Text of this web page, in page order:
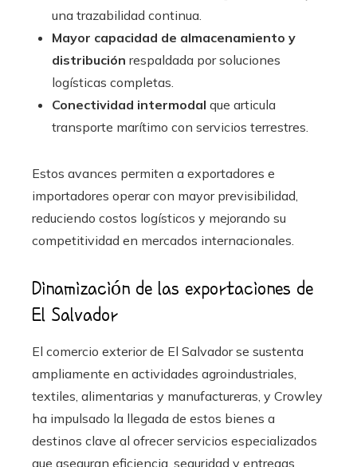
una trazabilidad continua.
Mayor capacidad de almacenamiento y
distribución respaldada por soluciones
logísticas completas.
Conectividad intermodal que articula
transporte marítimo con servicios terrestres.
Estos avances permiten a exportadores e
importadores operar con mayor previsibilidad,
reduciendo costos logísticos y mejorando su
competitividad en mercados internacionales.
Dinamización de las exportaciones de
El Salvador
El comercio exterior de El Salvador se sustenta
ampliamente en actividades agroindustriales,
textiles, alimentarias y manufactureras, y Crowley
ha impulsado la llegada de estos bienes a
destinos clave al ofrecer servicios especializados
que aseguran eficiencia, seguridad y entregas